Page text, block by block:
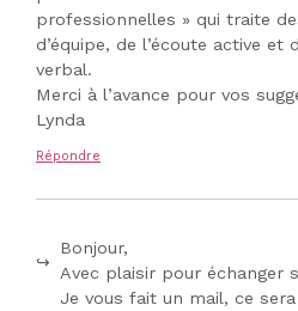
professionnelles » qui traite
d’équipe, de l’écoute active et
verbal.
Merci à l’avance pour vos
Lynda
Répondre
Bonjour,
Avec plaisir pour échanger
Je vous fait un mail, ce